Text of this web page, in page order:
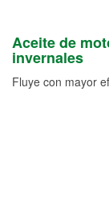
Aceite de
invernales
Fluye con mayor